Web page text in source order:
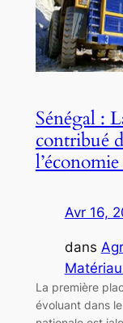
Sénégal :
contribué
Avr 16,
dans
La première
évoluant dans